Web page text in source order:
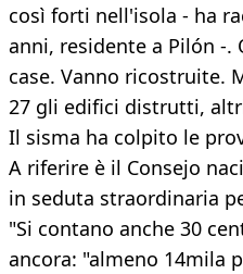
così forti nell'isola - ha
anni, residente a Pilón -
case. Vanno ricostruite.
27 gli edifici distrutti,
Il sisma ha colpito le
A riferire è il Consejo
in seduta straordinaria
"Si contano anche 30
ancora: "almeno 14mila